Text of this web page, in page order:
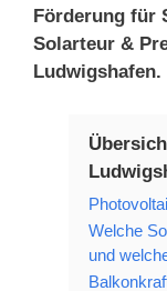
Förderung für
Solarteur &
Ludwigshafen.
Welche
und